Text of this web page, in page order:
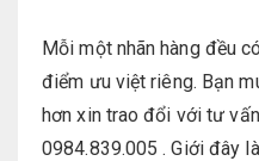
Mỗi một nhãn hàng đều
điểm ưu việt riêng. Bạn
hơn xin trao đổi với tư
0984.839.005 . Giới đây